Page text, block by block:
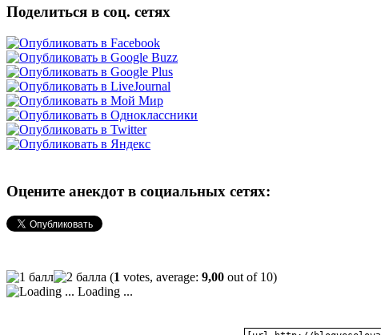
Поделиться в соц. сетях
Оцените анекдот в социальных сетях:
(1 votes, average: 9,00 out of 10)
Loading ...